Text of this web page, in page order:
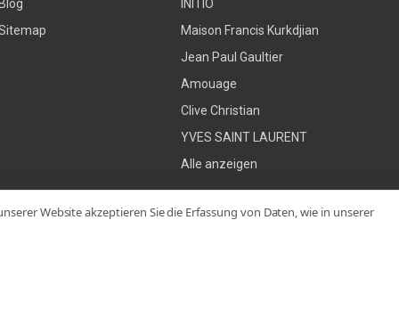
INITIO
Maison Francis Kurkdjian
Jean Paul Gaultier
Amouage
Clive Christian
YVES SAINT LAURENT
Alle anzeigen
Website akzeptieren Sie die Erfassung von Daten, wie in unserer